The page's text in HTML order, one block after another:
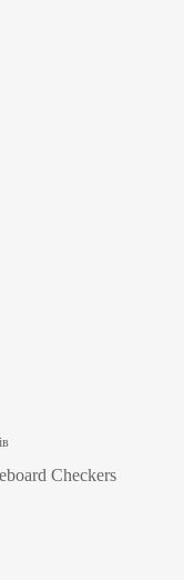
Checkers